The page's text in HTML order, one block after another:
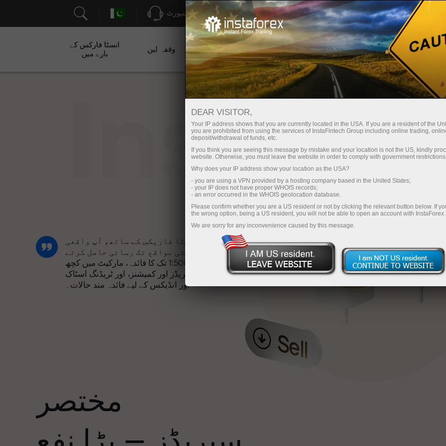
سپورٹ فوری اکاونٹ کھولیں تجارتی پلیٹ فارم
آموز کے لیے
سرمایہ کاروں کے
لیے
شراکت داروں کے
لئے
مہمات وقفہ لیں
انسٹا فارکس کے
بارے میں
انسٹا فاریکس کے ساتھ، آپ واقعی
مسابقتی مواقع تک رسائی حاصل کرتے
ہیں: 1:5000 تک کا فائدہ، مارکیٹ میں کچھ
بہترین اسپریڈز اور کمیشنز، اور ٹریڈنگ اسٹاک
اور انڈیکس کے لیے فائدہ مند حالات۔
جیسی قدروں کا اشتراک کرتی ہے۔ ایلس
لوپرائس ٹریڈنگ کی دنیا میں ڈرائیو
مختصر
DEAR VISITOR,
Your IP address shows that you are currently located in the USA. If you are a resident of the
you are prohibited from using the services of InstaFintech Group including online trading,
deposit/withdrawal of funds, etc.
If you think you are seeing this message by mistake and your location is not the US, kindly
website. Otherwise, you must leave the website in order to comply with government
Why does your IP address show your location as the USA?
- you are using a VPN provided by a hosting company based in the United States;
- your IP does not have proper WHOIS records;
- an error occurred in the WHOIS geolocation database.
Please confirm whether you are a US resident or not by clicking the relevant button below. If
the wrong option, being a US resident, you will not be able to open an account with InstaForex
We are sorry for any inconvenience caused by this message.